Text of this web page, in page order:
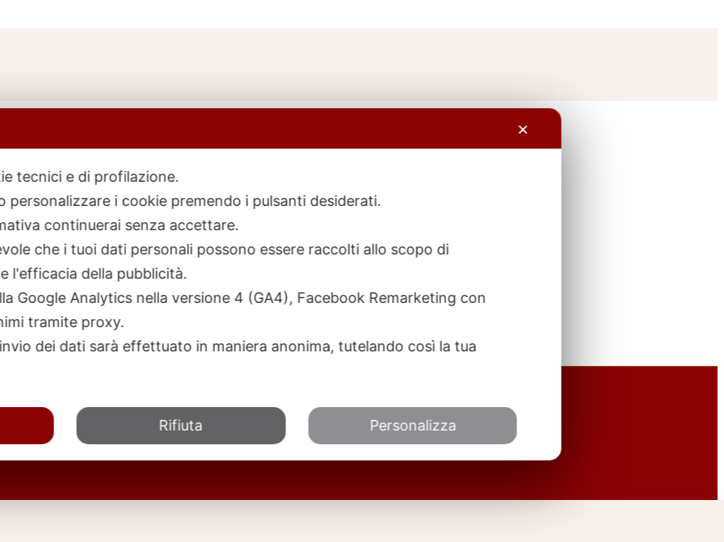
✕
tecnici e di profilazione.
personalizzare i cookie premendo i pulsanti desiderati.
continuerai senza accettare.
che i tuoi dati personali possono essere raccolti allo scopo di
l'efficacia della pubblicità.
Google Analytics nella versione 4 (GA4), Facebook Remarketing con
tramite proxy.
dei dati sarà effettuato in maniera anonima, tutelando così la tua
Rifiuta Personalizza